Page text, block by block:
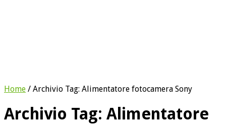
Home / Archivio Tag: Alimentatore fotocamera Sony
Archivio Tag: Alimentatore